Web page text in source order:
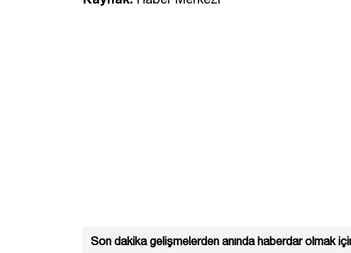
Son dakika gelişmelerden anında haberdar olmak